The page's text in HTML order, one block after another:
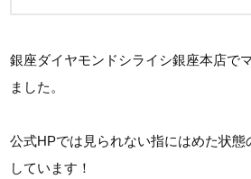
銀座ダイヤモンドシライシ銀座本店で
ました。
公式HPでは見られない指にはめた状
しています！